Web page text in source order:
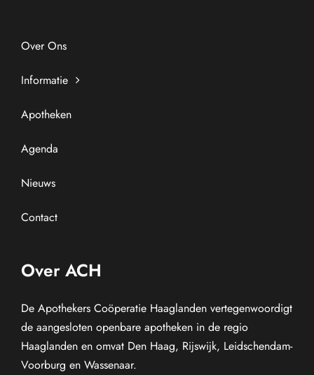
Over Ons
Informatie
Apotheken
Agenda
Nieuws
Contact
Over ACH
De Apothekers Coöperatie Haaglanden vertegenwoordigt
de aangesloten openbare apotheken in de regio
Haaglanden en omvat Den Haag, Rijswijk, Leidschendam-
Voorburg en Wassenaar.